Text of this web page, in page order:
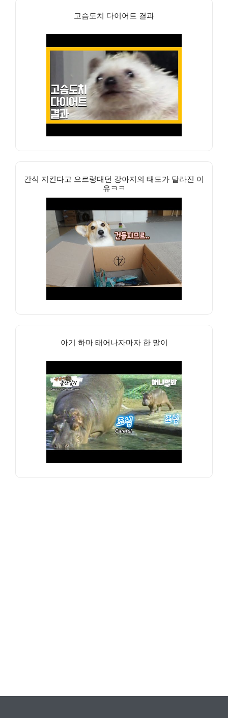
고슴도치 다이어트 결과
간식 지킨다고 으르렁대던 강아지의 태도가 달라진 이
유ㅋㅋ
아기 하마 태어나자마자 한 말이